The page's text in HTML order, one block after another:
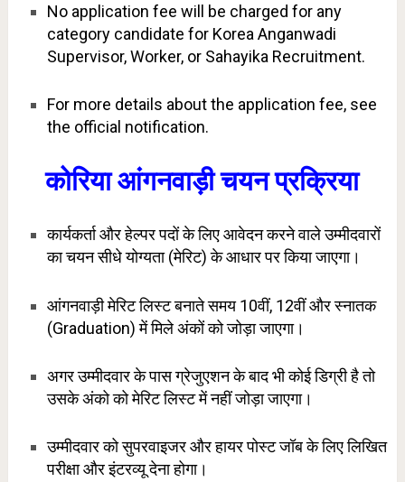
No application fee will be charged for any
category candidate for Korea Anganwadi
Supervisor, Worker, or Sahayika Recruitment.
For more details about the application fee, see
the official notification.
कोरिया आंगनवाड़ी चयन प्रक्रिया
कार्यकर्ता और हेल्पर पदों के लिए आवेदन करने वाले उम्मीदवारों
का चयन सीधे योग्यता (मेरिट) के आधार पर किया जाएगा।
आंगनवाड़ी मेरिट लिस्ट बनाते समय 10वीं, 12वीं और स्नातक
(Graduation) में मिले अंकों को जोड़ा जाएगा।
अगर उम्मीदवार के पास ग्रेजुएशन के बाद भी कोई डिग्री है तो
उसके अंको को मेरिट लिस्ट में नहीं जोड़ा जाएगा।
उम्मीदवार को सुपरवाइजर और हायर पोस्ट जॉब के लिए लिखित
परीक्षा और इंटरव्यू देना होगा।